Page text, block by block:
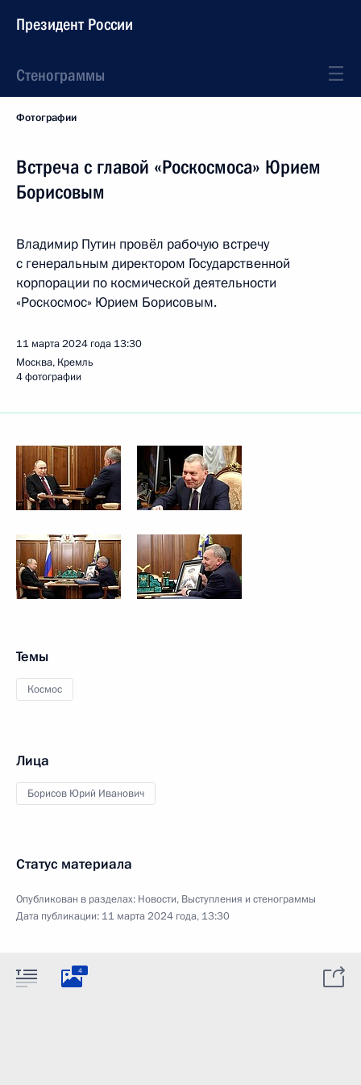
Президент России
Стенограммы
Фотографии
Встреча с главой «Роскосмоса» Юрием
Борисовым
Владимир Путин провёл рабочую встречу
с генеральным директором Государственной
корпорации по космической деятельности
«Роскосмос» Юрием Борисовым.
11 марта 2024 года 13:30
Москва, Кремль
4 фотографии
Темы
Космос
Лица
Борисов Юрий Иванович
Статус материала
Опубликован в разделах: Новости, Выступления и стенограммы
Дата публикации: 11 марта 2024 года, 13:30
4